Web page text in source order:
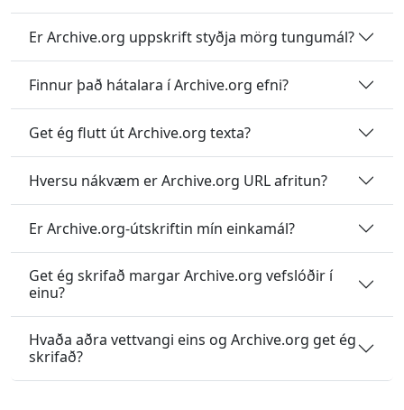
Er Archive.org uppskrift styðja mörg tungumál?
Finnur það hátalara í Archive.org efni?
Get ég flutt út Archive.org texta?
Hversu nákvæm er Archive.org URL afritun?
Er Archive.org-útskriftin mín einkamál?
Get ég skrifað margar Archive.org vefslóðir í
einu?
Hvaða aðra vettvangi eins og Archive.org get ég
skrifað?